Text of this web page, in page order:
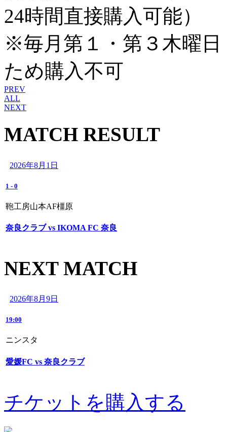
24時間直接購入可能）
※毎月第１・第３木曜日
ため購入不可
PREV
ALL
NEXT
MATCH RESULT
2026年8月1日
1 - 0
鞄工房山本AF橿原
奈良クラブ vs IKOMA FC 奈良
NEXT MATCH
2026年8月9日
19:00
ニンスタ
愛媛FC vs 奈良クラブ
チケットを購入する